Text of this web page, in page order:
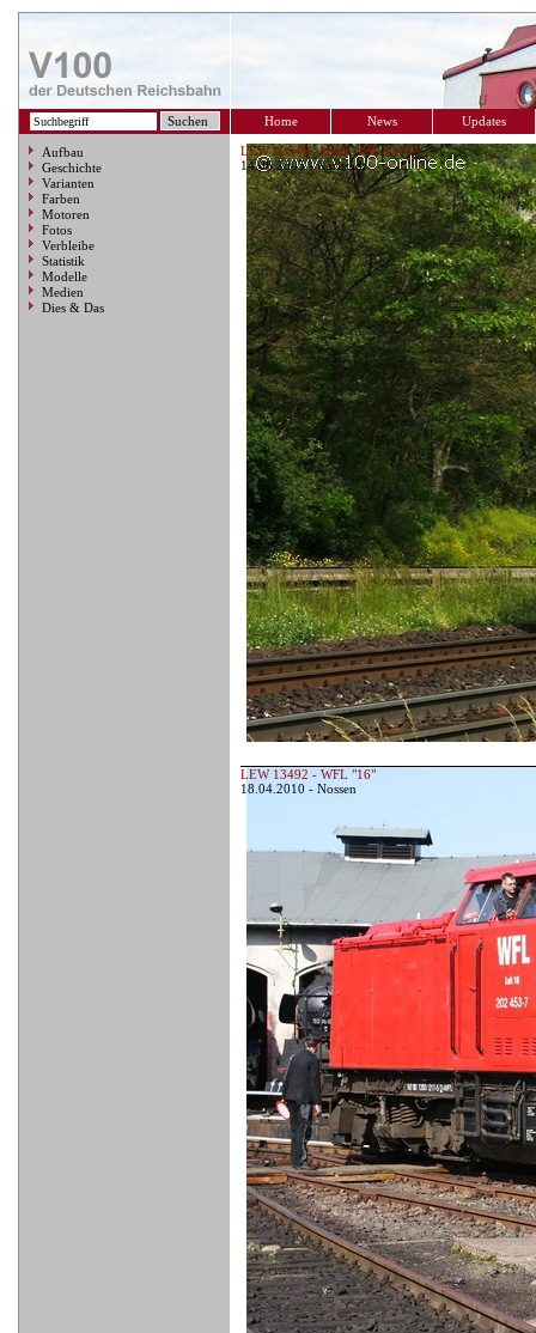
Home News Updates
Aufbau
Geschichte
Varianten
Farben
Motoren
Fotos
Verbleibe
Statistik
Modelle
Medien
Dies & Das
LEW 12546 - HGB "203 504-6"
14.06.2005 - Karlstadt
LEW 13492 - WFL "16"
18.04.2010 - Nossen